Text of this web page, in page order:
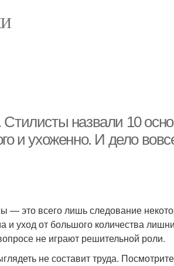
Стилисты назвали 10
и ухоженно. И дело
— это всего лишь следование
и уход от большого количества
не играют решительной роли.
не составит труда.